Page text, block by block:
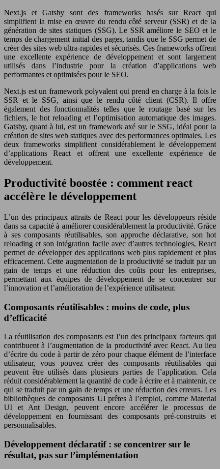
Next.js et Gatsby sont des frameworks basés sur React qui
simplifient la mise en œuvre du rendu côté serveur (SSR) et de la
génération de sites statiques (SSG). Le SSR améliore le SEO et le
temps de chargement initial des pages, tandis que le SSG permet de
créer des sites web ultra-rapides et sécurisés. Ces frameworks offrent
une excellente expérience de développement et sont largement
utilisés dans l’industrie pour la création d’applications web
performantes et optimisées pour le SEO.
Next.js est un framework polyvalent qui prend en charge à la fois le
SSR et le SSG, ainsi que le rendu côté client (CSR). Il offre
également des fonctionnalités telles que le routage basé sur les
fichiers, le hot reloading et l’optimisation automatique des images.
Gatsby, quant à lui, est un framework axé sur le SSG, idéal pour la
création de sites web statiques avec des performances optimales. Les
deux frameworks simplifient considérablement le développement
d’applications React et offrent une excellente expérience de
développement.
Productivité boostée : comment react
accélère le développement
L’un des principaux attraits de React pour les développeurs réside
dans sa capacité à améliorer considérablement la productivité. Grâce
à ses composants réutilisables, son approche déclarative, son hot
reloading et son intégration facile avec d’autres technologies, React
permet de développer des applications web plus rapidement et plus
efficacement. Cette augmentation de la productivité se traduit par un
gain de temps et une réduction des coûts pour les entreprises,
permettant aux équipes de développement de se concentrer sur
l’innovation et l’amélioration de l’expérience utilisateur.
Composants réutilisables : moins de code, plus
d’efficacité
La réutilisation des composants est l’un des principaux facteurs qui
contribuent à l’augmentation de la productivité avec React. Au lieu
d’écrire du code à partir de zéro pour chaque élément de l’interface
utilisateur, vous pouvez créer des composants réutilisables qui
peuvent être utilisés dans plusieurs parties de l’application. Cela
réduit considérablement la quantité de code à écrire et à maintenir, ce
qui se traduit par un gain de temps et une réduction des erreurs. Les
bibliothèques de composants UI prêtes à l’emploi, comme Material
UI et Ant Design, peuvent encore accélérer le processus de
développement en fournissant des composants pré-construits et
personnalisables.
Développement déclaratif : se concentrer sur le
résultat, pas sur l’implémentation